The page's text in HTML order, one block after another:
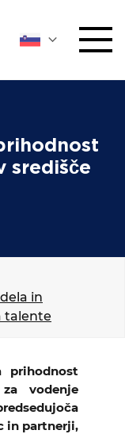
središče
in
talente
prihodnost
vodenje
in partnerji,